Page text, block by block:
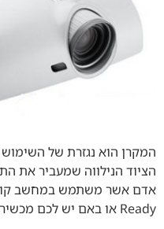
המקרן הוא נגזרת של השימוש
הציוד הנילווה שמעביר את
Ready או באם יש לכם מכשיר Blue-Ray